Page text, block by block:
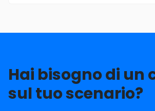
Hai bisogno di un
sul tuo scenario?